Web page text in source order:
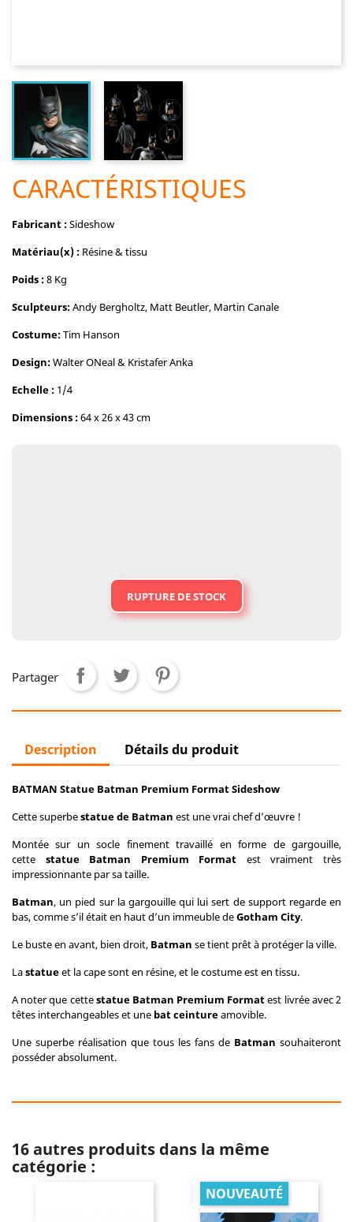
CARACTÉRISTIQUES
Fabricant :Sideshow
Matériau(x) : Résine & tissu
Poids :8 Kg
Sculpteurs:Andy Bergholtz, Matt Beutler, Martin Canale
Costume:Tim Hanson
Design:Walter ONeal & Kristafer Anka
Echelle : 1/4
Dimensions :64 x 26 x 43 cm
RUPTURE DE STOCK
Partager
Description Détails du produit
BATMAN Statue Batman Premium Format Sideshow
Cette superbestatue de Batman est une vrai chef d’œuvre !
Montée sur un socle finement travaillé en forme de gargouille,
cette statue Batman Premium Format est vraiment très
impressionnante par sa taille.
Batman, un pied sur la gargouille qui lui sert de support regarde en
bas, comme s’il était en haut d’un immeuble deGotham City.
Le buste en avant, bien droit, Batman se tient prêt à protéger la ville.
Lastatueet la cape sont en résine, et le costume est en tissu.
A noter que cettestatue Batman Premium Formatest livrée avec 2
têtes interchangeables et une bat ceintureamovible.
Une superbe réalisation que tous les fans de Batman souhaiteront
posséder absolument.
16 autres produits dans la même
catégorie :
NOUVEAUTÉ